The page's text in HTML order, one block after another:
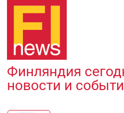
Финляндия
новости и